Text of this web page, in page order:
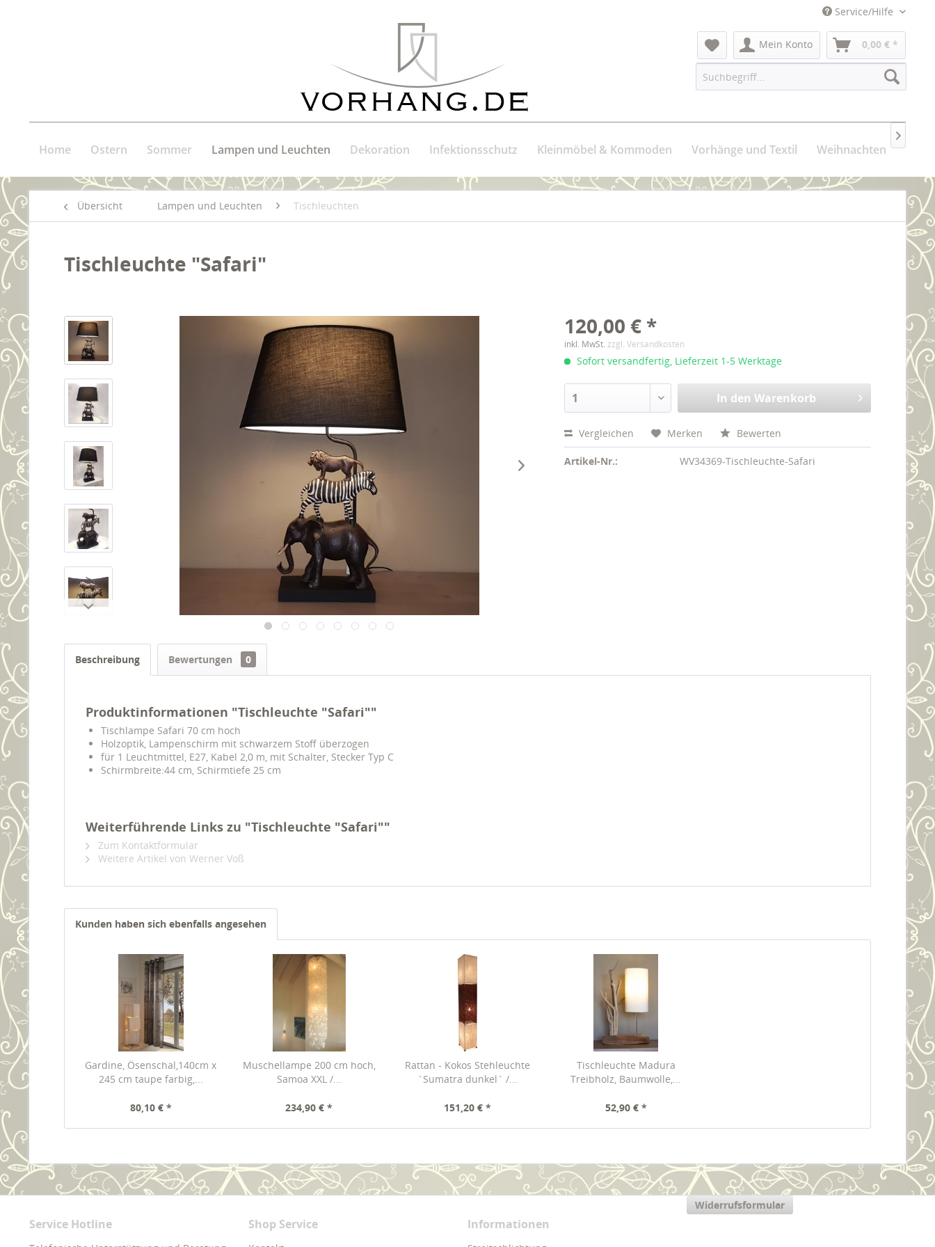
Service/Hilfe
Mein Konto 0,00 € *
Home Ostern Sommer Lampen und Leuchten Dekoration Infektionsschutz Kleinmöbel & Kommoden Vorhänge und Textil Weihnachten

Übersicht Lampen und Leuchten Tischleuchten
Tischleuchte "Safari"
120,00 € *
inkl. MwSt.zzgl. Versandkosten
Sofort versandfertig, Lieferzeit 1-5 Werktage
In den Warenkorb
Vergleichen Merken Bewerten
Artikel-Nr.: WV34369-Tischleuchte-Safari
Beschreibung Bewertungen 0
Produktinformationen "Tischleuchte "Safari""
Tischlampe Safari 70 cm hoch
Holzoptik, Lampenschirm mit schwarzem Stoff überzogen
für 1 Leuchtmittel, E27, Kabel 2,0 m, mit Schalter, Stecker Typ C
Schirmbreite:44 cm, Schirmtiefe 25 cm
Weiterführende Links zu "Tischleuchte "Safari""
Zum Kontaktformular
Weitere Artikel von Werner Voß
Kunden haben sich ebenfalls angesehen
Gardine, Ösenschal,140cm x
245 cm taupe farbig,...
80,10 € *
Muschellampe 200 cm hoch,
Samoa XXL /...
234,90 € *
Rattan - Kokos Stehleuchte
`Sumatra dunkel` /...
151,20 € *
Tischleuchte Madura
Treibholz, Baumwolle,...
52,90 € *
Service Hotline Shop Service Informationen
Widerrufsformular